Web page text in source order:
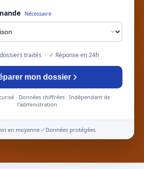
Nécessaire
traités · ✓ Réponse en 24h
mon dossier
· Données chiffrées · Indépendant de
l'administration
en moyenne Données protégées